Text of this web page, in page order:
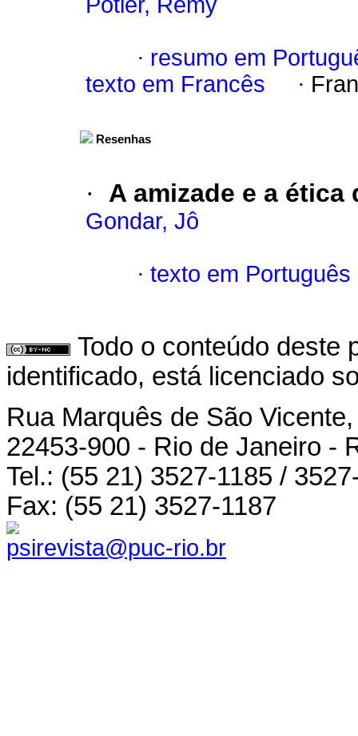
· resumo em
texto em Francês
·
Resenhas
· A amizade e a
Gondar, Jô
· texto em Português
Todo o conteúdo deste
identificado, está licenciado
Rua Marquês de São
22453-900 - Rio de Janeiro -
Tel.: (55 21) 3527-1185 /
Fax: (55 21) 3527-1187
psirevista@puc-rio.br